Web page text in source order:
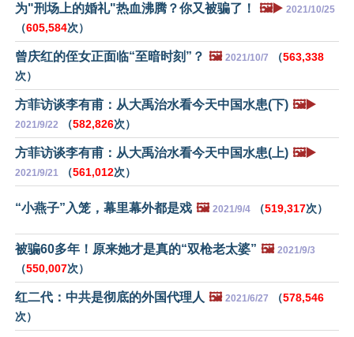
为"刑场上的婚礼"热血沸腾？你又被骗了！ 🖼️▶️ 2021/10/25
（605,584次）
曾庆红的侄女正面临“至暗时刻”？ 🖼️ 2021/10/7 （563,338
次）
方菲访谈李有甫：从大禹治水看今天中国水患(下) 🖼️▶️
2021/9/22 （582,826次）
方菲访谈李有甫：从大禹治水看今天中国水患(上) 🖼️▶️
2021/9/21 （561,012次）
“小燕子”入笼，幕里幕外都是戏 🖼️ 2021/9/4 （519,317次）
被骗60多年！原来她才是真的“双枪老太婆” 🖼️ 2021/9/3
（550,007次）
红二代：中共是彻底的外国代理人 🖼️ 2021/6/27 （578,546
次）